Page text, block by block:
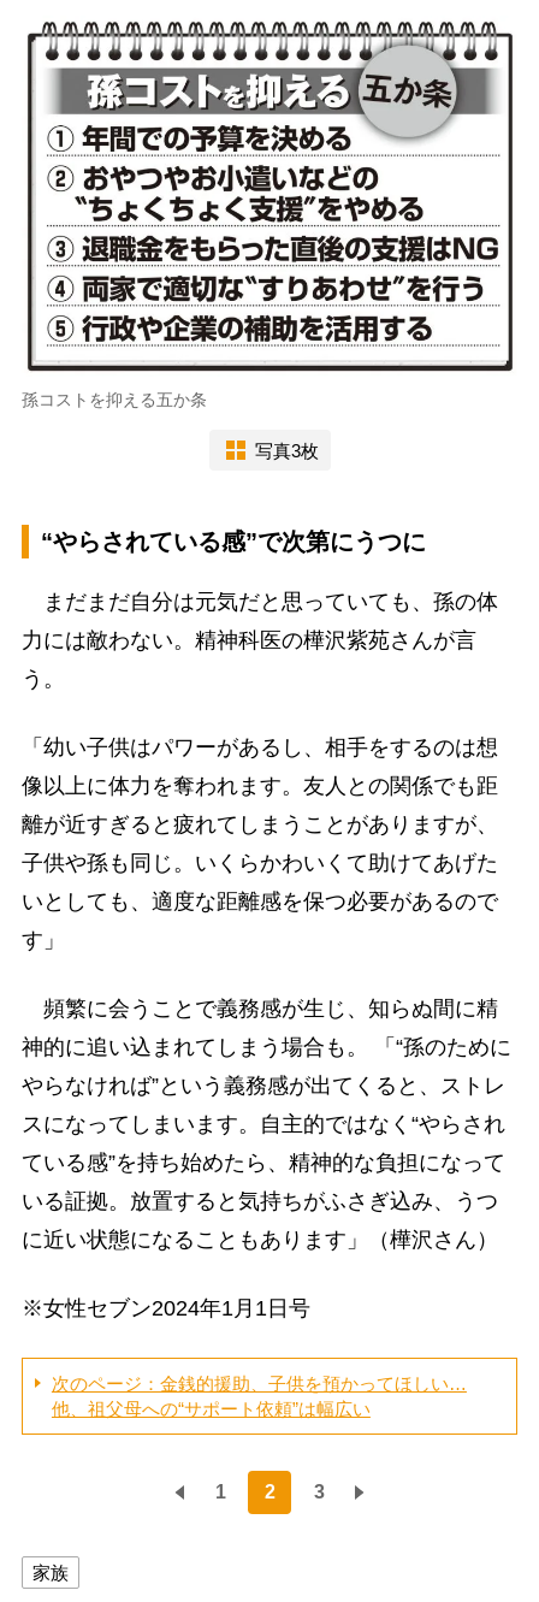
孫コストを抑える五か条
写真3枚
“やらされている感”で次第にうつに
まだまだ自分は元気だと思っていても、孫の体
力には敵わない。精神科医の樺沢紫苑さんが言
う。
「幼い子供はパワーがあるし、相手をするのは想
像以上に体力を奪われます。友人との関係でも距
離が近すぎると疲れてしまうことがありますが、
子供や孫も同じ。いくらかわいくて助けてあげた
いとしても、適度な距離感を保つ必要があるので
す」
頻繁に会うことで義務感が生じ、知らぬ間に精
神的に追い込まれてしまう場合も。 「“孫のために
やらなければ”という義務感が出てくると、ストレ
スになってしまいます。自主的ではなく“やらされ
ている感”を持ち始めたら、精神的な負担になって
いる証拠。放置すると気持ちがふさぎ込み、うつ
に近い状態になることもあります」（樺沢さん）
※女性セブン2024年1月1日号
次のページ：金銭的援助、子供を預かってほしい…
他、祖父母への“サポート依頼”は幅広い
1 2 3
家族